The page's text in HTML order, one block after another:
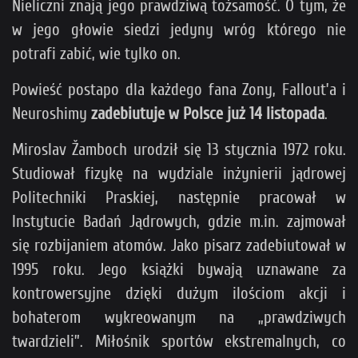
Nieliczni znają jego prawdziwą tożsamość. O tym, że
w jego głowie siedzi jedyny wróg którego nie
potrafi zabić, wie tylko on.
Powieść postapo dla każdego fana Zony, Fallout’a i
Neuroshimy zadebiutuje w Polsce już 14 listopada.
Miroslav Žamboch urodził się 13 stycznia 1972 roku.
Studiował fizykę na wydziale inżynierii jądrowej
Politechniki Praskiej, następnie pracował w
Instytucie Badań Jądrowych, gdzie m.in. zajmował
się rozbijaniem atomów. Jako pisarz zadebiutował w
1995 roku. Jego książki bywają uznawane za
kontrowersyjne dzięki dużym ilościom akcji i
bohaterom wykreowanym na „prawdziwych
twardzieli”. Miłośnik sportów ekstremalnych, co